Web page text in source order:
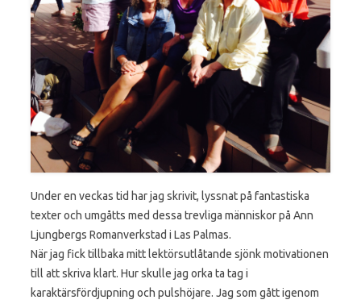
Under en veckas tid har jag skrivit, lyssnat på fantastiska
texter och umgåtts med dessa trevliga människor på Ann
Ljungbergs Romanverkstad i Las Palmas.
När jag fick tillbaka mitt lektörsutlåtande sjönk motivationen
till att skriva klart. Hur skulle jag orka ta tag i
karaktärsfördjupning och pulshöjare. Jag som gått igenom